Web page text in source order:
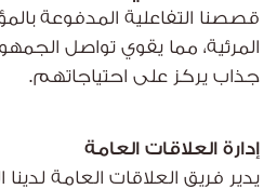
قصصنا التفاعلية المدفوعة
المرئية، مما يقوي تواصل
جذاب يركز على احتياجاتهم.
إدارة العلاقات العامة
يدير فريق العلاقات العامة